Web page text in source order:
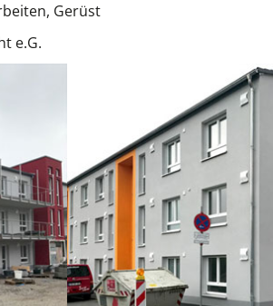
Gerüst
e.G.